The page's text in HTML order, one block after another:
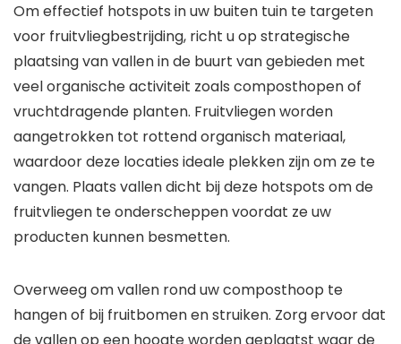
Om effectief hotspots in uw buiten tuin te targeten
voor fruitvliegbestrijding, richt u op strategische
plaatsing van vallen in de buurt van gebieden met
veel organische activiteit zoals composthopen of
vruchtdragende planten. Fruitvliegen worden
aangetrokken tot rottend organisch materiaal,
waardoor deze locaties ideale plekken zijn om ze te
vangen. Plaats vallen dicht bij deze hotspots om de
fruitvliegen te onderscheppen voordat ze uw
producten kunnen besmetten.
Overweeg om vallen rond uw composthoop te
hangen of bij fruitbomen en struiken. Zorg ervoor dat